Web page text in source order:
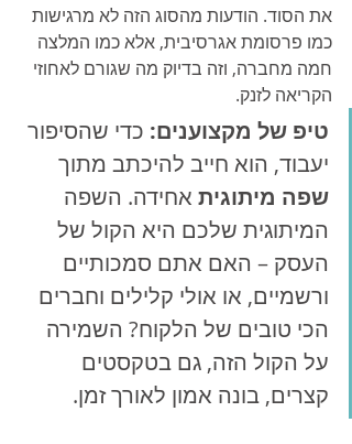
את הסוד. הודעות מהסוג הזה לא מרגישות
כמו פרסומת אגרסיבית, אלא כמו המלצה
חמה מחברה, וזה בדיוק מה שגורם לאחוזי
הקריאה לזנק.
טיפ של מקצוענים: כדי שהסיפור
יעבוד, הוא חייב להיכתב מתוך
שפה מיתוגית אחידה. השפה
המיתוגית שלכם היא הקול של
העסק – האם אתם סמכותיים
ורשמיים, או אולי קלילים וחברים
הכי טובים של הלקוח? השמירה
על הקול הזה, גם בטקסטים
קצרים, בונה אמון לאורך זמן.